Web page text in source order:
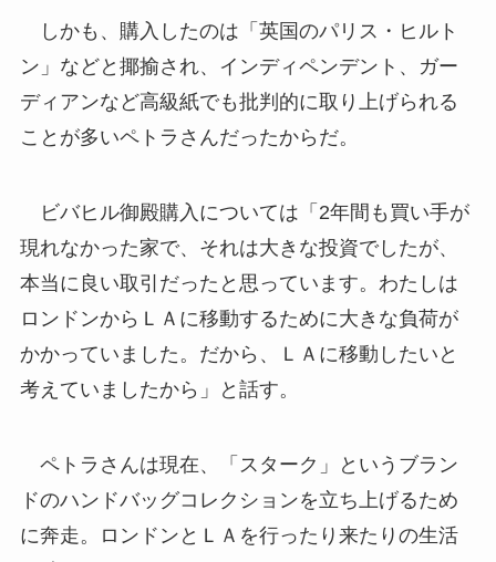
しかも、購入したのは「英国のパリス・ヒルト
ン」などと揶揄され、インディペンデント、ガー
ディアンなど高級紙でも批判的に取り上げられる
ことが多いペトラさんだったからだ。
ビバヒル御殿購入については「2年間も買い手が
現れなかった家で、それは大きな投資でしたが、
本当に良い取引だったと思っています。わたしは
ロンドンからＬＡに移動するために大きな負荷が
かかっていました。だから、ＬＡに移動したいと
考えていましたから」と話す。
ペトラさんは現在、「スターク」というブラン
ドのハンドバッグコレクションを立ち上げるため
に奔走。ロンドンとＬＡを行ったり来たりの生活